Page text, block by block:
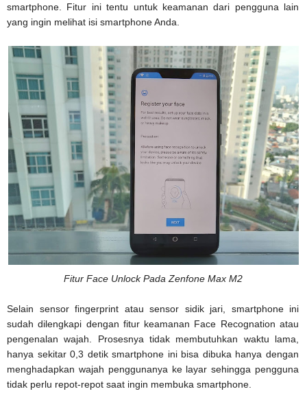
smartphone. Fitur ini tentu untuk keamanan dari pengguna lain
yang ingin melihat isi smartphone Anda.
Fitur Face Unlock Pada Zenfone Max M2
Selain sensor fingerprint atau sensor sidik jari, smartphone ini
sudah dilengkapi dengan fitur keamanan Face Recognation atau
pengenalan wajah. Prosesnya tidak membutuhkan waktu lama,
hanya sekitar 0,3 detik smartphone ini bisa dibuka hanya dengan
menghadapkan wajah penggunanya ke layar sehingga pengguna
tidak perlu repot-repot saat ingin membuka smartphone.